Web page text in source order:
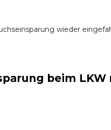
wieder
beim LKW